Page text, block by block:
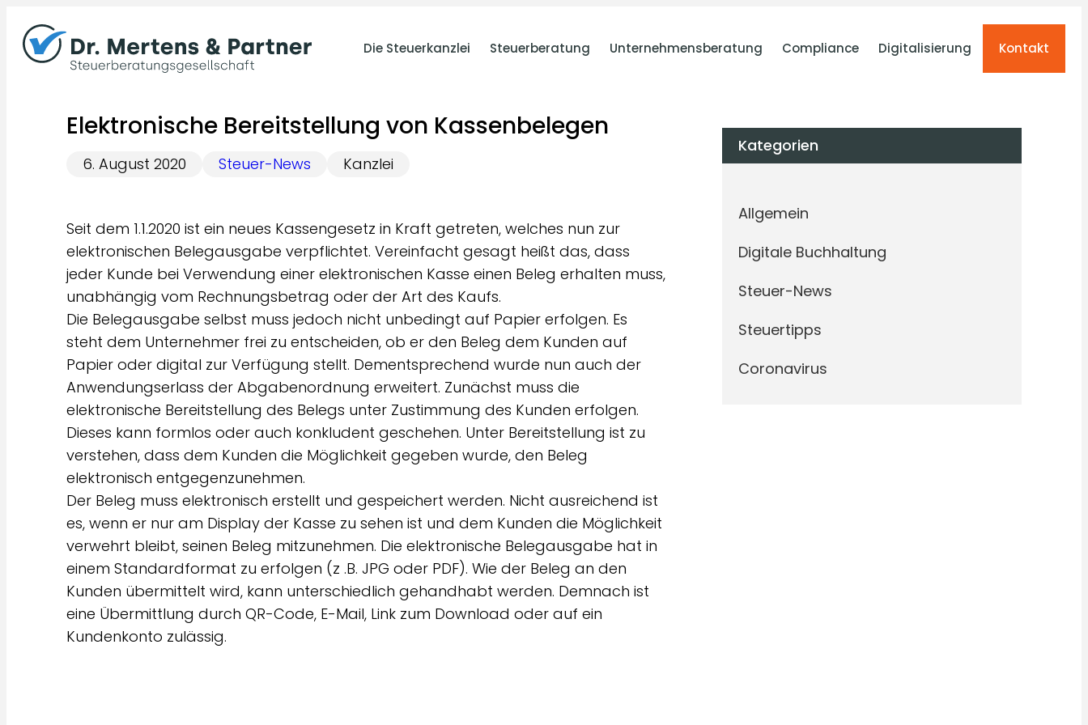
Inhalt
springen
Die Steuerkanzlei Steuerberatung Unternehmensberatung Compliance Digitalisierung Kontakt
Elektronische Bereitstellung von Kassenbelegen
6. August 2020 Steuer-News Kanzlei
Seit dem 1.1.2020 ist ein neues Kassengesetz in Kraft getreten, welches nun zur
elektronischen Belegausgabe verpflichtet. Vereinfacht gesagt heißt das, dass
jeder Kunde bei Verwendung einer elektronischen Kasse einen Beleg erhalten muss,
unabhängig vom Rechnungsbetrag oder der Art des Kaufs.
Die Belegausgabe selbst muss jedoch nicht unbedingt auf Papier erfolgen. Es
steht dem Unternehmer frei zu entscheiden, ob er den Beleg dem Kunden auf
Papier oder digital zur Verfügung stellt. Dementsprechend wurde nun auch der
Anwendungserlass der Abgabenordnung erweitert. Zunächst muss die
elektronische Bereitstellung des Belegs unter Zustimmung des Kunden erfolgen.
Dieses kann formlos oder auch konkludent geschehen. Unter Bereitstellung ist zu
verstehen, dass dem Kunden die Möglichkeit gegeben wurde, den Beleg
elektronisch entgegenzunehmen.
Der Beleg muss elektronisch erstellt und gespeichert werden. Nicht ausreichend ist
es, wenn er nur am Display der Kasse zu sehen ist und dem Kunden die Möglichkeit
verwehrt bleibt, seinen Beleg mitzunehmen. Die elektronische Belegausgabe hat in
einem Standardformat zu erfolgen (z .B. JPG oder PDF). Wie der Beleg an den
Kunden übermittelt wird, kann unterschiedlich gehandhabt werden. Demnach ist
eine Übermittlung durch QR-Code, E-Mail, Link zum Download oder auf ein
Kundenkonto zulässig.
Kategorien
Allgemein
Digitale Buchhaltung
Steuer-News
Steuertipps
Coronavirus